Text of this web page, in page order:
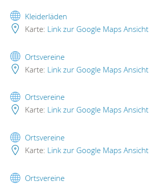
Kleiderläden
Karte: Link zur Google Maps Ansicht
Ortsvereine
Karte: Link zur Google Maps Ansicht
Ortsvereine
Karte: Link zur Google Maps Ansicht
Ortsvereine
Karte: Link zur Google Maps Ansicht
Ortsvereine